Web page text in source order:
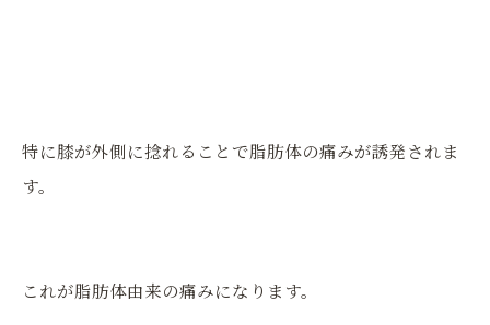
特に膝が外側に捻れることで脂肪体の痛みが誘発されま
す。
これが脂肪体由来の痛みになります。